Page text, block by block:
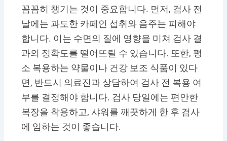
꼼꼼히 챙기는 것이 중요합니다. 먼저, 검사 전
날에는 과도한 카페인 섭취와 음주는 피해야
합니다. 이는 수면의 질에 영향을 미쳐 검사 결
과의 정확도를 떨어뜨릴 수 있습니다. 또한, 평
소 복용하는 약물이나 건강 보조 식품이 있다
면, 반드시 의료진과 상담하여 검사 전 복용 여
부를 결정해야 합니다. 검사 당일에는 편안한
복장을 착용하고, 샤워를 깨끗하게 한 후 검사
에 임하는 것이 좋습니다.